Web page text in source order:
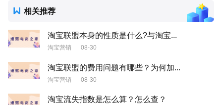
相关推荐
淘宝联盟本身的性质是什么?与淘宝...
淘宝营销 08-30
淘宝联盟的费用问题有哪些？为何加...
淘宝营销 08-30
淘宝流失指数是怎么算？怎么查？